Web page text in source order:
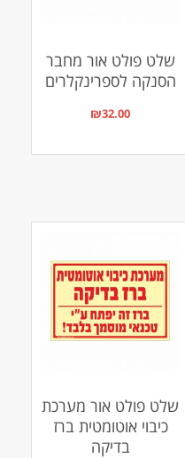
שלט פולט אור מחבר
הסנקה לספרינקלרים
₪32.00
שלט פולט אור מערכת
כיבוי אוטומטית ברז
בדיקה